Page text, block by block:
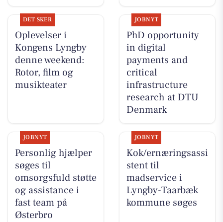
DET SKER
Oplevelser i
Kongens Lyngby
denne weekend:
Rotor, film og
musikteater
JOBNYT
PhD opportunity
in digital
payments and
critical
infrastructure
research at DTU
Denmark
JOBNYT
Personlig hjælper
søges til
omsorgsfuld støtte
og assistance i
fast team på
Østerbro
JOBNYT
Kok/ernæringsassi
stent til
madservice i
Lyngby-Taarbæk
kommune søges